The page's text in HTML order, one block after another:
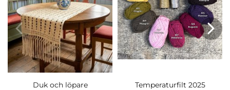
Duk och löpare Temperaturfilt 2025